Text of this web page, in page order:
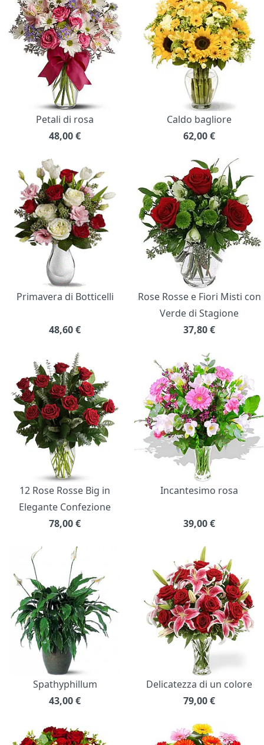
Petali di rosa
48,00€
Caldo bagliore
62,00€
Primavera di Botticelli
48,60€
Rose Rosse e Fiori Misti con
Verde di Stagione
37,80€
12 Rose Rosse Big in
Elegante Confezione
78,00€
Incantesimo rosa
39,00€
Spathyphillum
43,00€
Delicatezza di un colore
79,00€